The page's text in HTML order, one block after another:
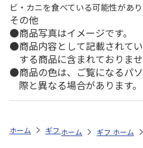
ビ・カニを食べている可能性があり
その他
商品写真はイメージです。
商品内容として記載されて
する商品に含まれておりませ
商品の色は、ご覧になるパ
際と異なる場合があります。
ホーム ギフト通販 内祝い・お返し
ホーム ギフト通販
ホーム